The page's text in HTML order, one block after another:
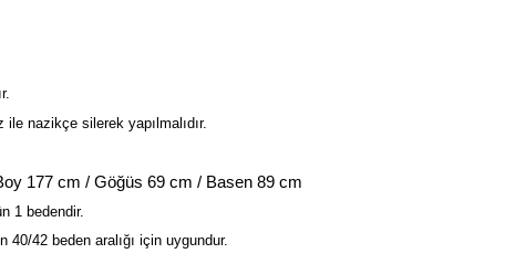
nazikçe silerek yapılmalıdır.
177 cm / Göğüs 69 cm / Basen 89 cm
1 bedendir.
40/42 beden aralığı için uygundur.